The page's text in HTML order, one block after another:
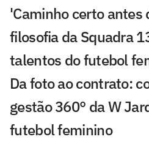
'Caminho certo antes
filosofia da Squadra
talentos do futebol
Da foto ao contrato:
gestão 360° da W
futebol feminino